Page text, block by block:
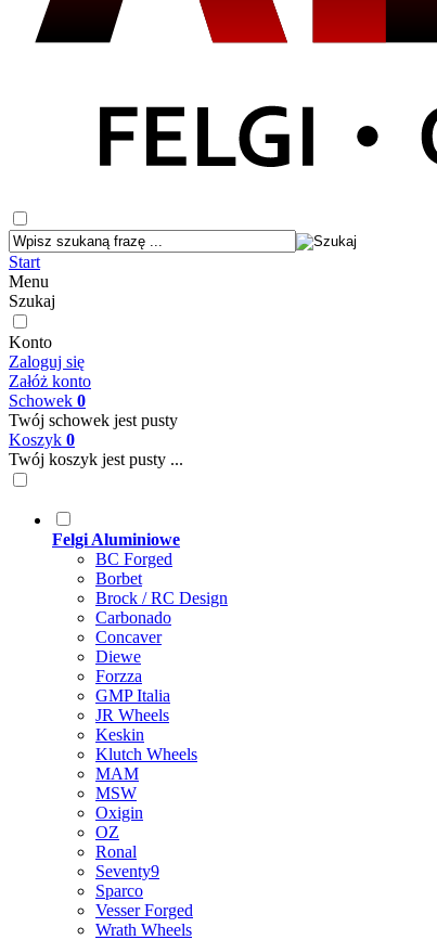
Start
Menu
Szukaj
Konto
Zaloguj się
Załóż konto
Schowek 0
Twój schowek jest pusty
Koszyk 0
Twój koszyk jest pusty ...
Felgi Aluminiowe
BC Forged
Borbet
Brock / RC Design
Carbonado
Concaver
Diewe
Forzza
GMP Italia
JR Wheels
Keskin
Klutch Wheels
MAM
MSW
Oxigin
OZ
Ronal
Seventy9
Sparco
Vesser Forged
Wrath Wheels